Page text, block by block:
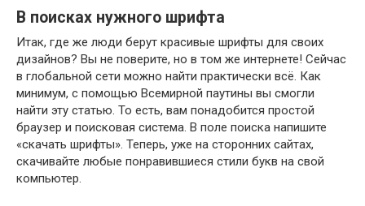
В поисках нужного шрифта
Итак, где же люди берут красивые шрифты для своих
дизайнов? Вы не поверите, но в том же интернете! Сейчас
в глобальной сети можно найти практически всё. Как
минимум, с помощью Всемирной паутины вы смогли
найти эту статью. То есть, вам понадобится простой
браузер и поисковая система. В поле поиска напишите
«скачать шрифты». Теперь, уже на сторонних сайтах,
скачивайте любые понравившиеся стили букв на свой
компьютер.